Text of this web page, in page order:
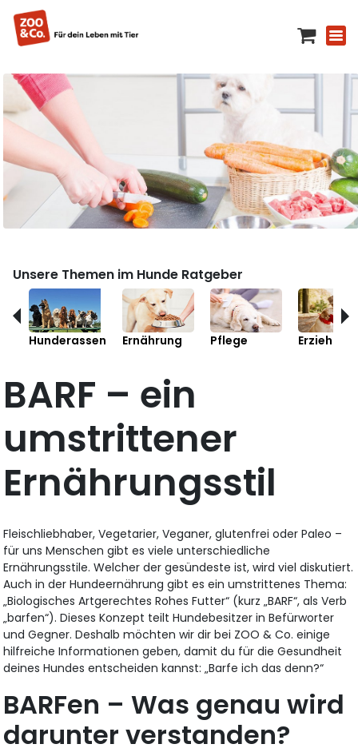
Unsere Themen im Hunde Ratgeber
Hunderassen Ernährung Pflege Erziehung
BARF – ein
umstrittener
Ernährungsstil
Fleischliebhaber, Vegetarier, Veganer, glutenfrei oder Paleo –
für uns Menschen gibt es viele unterschiedliche
Ernährungsstile. Welcher der gesündeste ist, wird viel diskutiert.
Auch in der Hundeernährung gibt es ein umstrittenes Thema:
„Biologisches Artgerechtes Rohes Futter“ (kurz „BARF“, als Verb
„barfen“). Dieses Konzept teilt Hundebesitzer in Befürworter
und Gegner. Deshalb möchten wir dir bei ZOO & Co. einige
hilfreiche Informationen geben, damit du für die Gesundheit
deines Hundes entscheiden kannst: „Barfe ich das denn?“
BARFen – Was genau wird
darunter verstanden?